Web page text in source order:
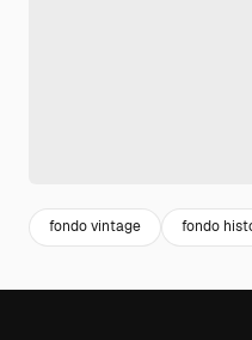
fondo vintage fondo